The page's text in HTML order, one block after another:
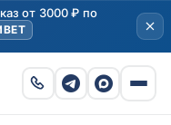
от 3000 ₽ по